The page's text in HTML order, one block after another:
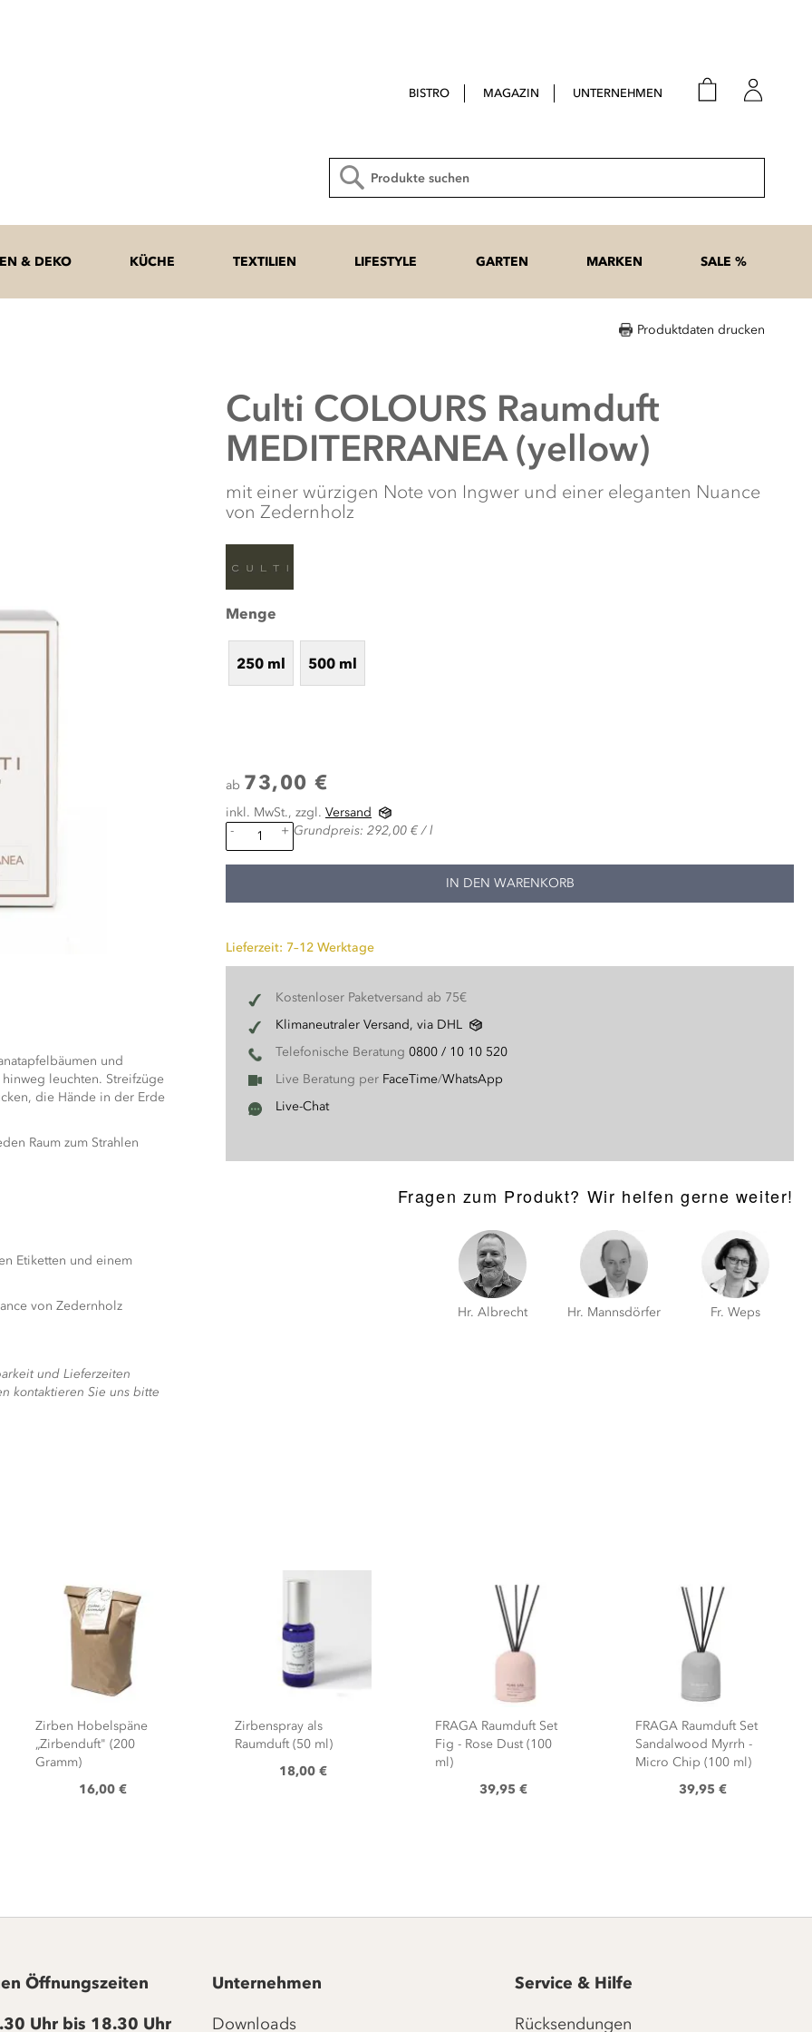
BISTRO MAGAZIN UNTERNEHMEN
Suche
& DEKO KÜCHE TEXTILIEN LIFESTYLE GARTEN MARKEN SALE %
Produktdaten drucken
Culti COLOURS Raumduft
MEDITERRANEA (yellow)
mit einer würzigen Note von Ingwer und einer eleganten Nuance
von Zedernholz
Menge
250 ml 500 ml
ab 73,00 €
inkl. MwSt., zzgl. Versand
-
+ Grundpreis: 292,00 € / l
IN DEN WARENKORB
Lieferzeit: 7–12 Werktage
Kostenloser Paketversand ab 75€
Klimaneutraler Versand, via DHL
Telefonische Beratung 0800 / 10 10 520
Live Beratung per FaceTime/WhatsApp
Live-Chat
Fragen zum Produkt? Wir helfen gerne weiter!
Hr. Albrecht Hr. Mannsdörfer Fr. Weps
und
leuchten. Streifzüge
die Hände in der Erde
Raum zum Strahlen
Etiketten und einem
von Zedernholz
und Lieferzeiten
kontaktieren Sie uns bitte
Zirben Hobelspäne
„Zirbenduft" (200
Gramm)
16,00 €
Zirbenspray als
Raumduft (50 ml)
18,00 €
FRAGA Raumduft Set
Fig - Rose Dust (100
ml)
39,95 €
FRAGA Raumduft Set
Sandalwood Myrrh -
Micro Chip (100 ml)
39,95 €
Öffnungszeiten
Uhr bis 18.30 Uhr
Unternehmen
Downloads
Service & Hilfe
Rücksendungen